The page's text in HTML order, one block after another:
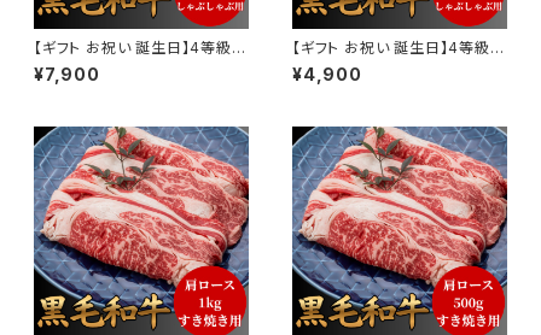
【ギフト お祝い 誕生日】4等級
黒毛和牛 肩ロース 万能スライ
ス 1kg
¥7,900
【ギフト お祝い 誕生日】4等級
黒毛和牛 肩ロース 万能スライ
ス 500g
¥4,900